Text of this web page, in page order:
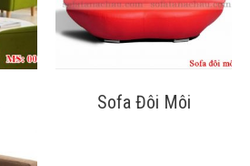
Sofa Đôi Môi